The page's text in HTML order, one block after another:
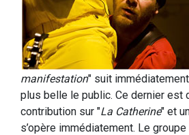
manifestation" suit
plus belle le public. Ce dernier est
contribution sur "La Catherine" et
s’opère immédiatement. Le